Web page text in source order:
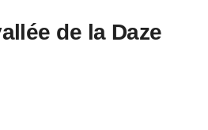
de la Daze